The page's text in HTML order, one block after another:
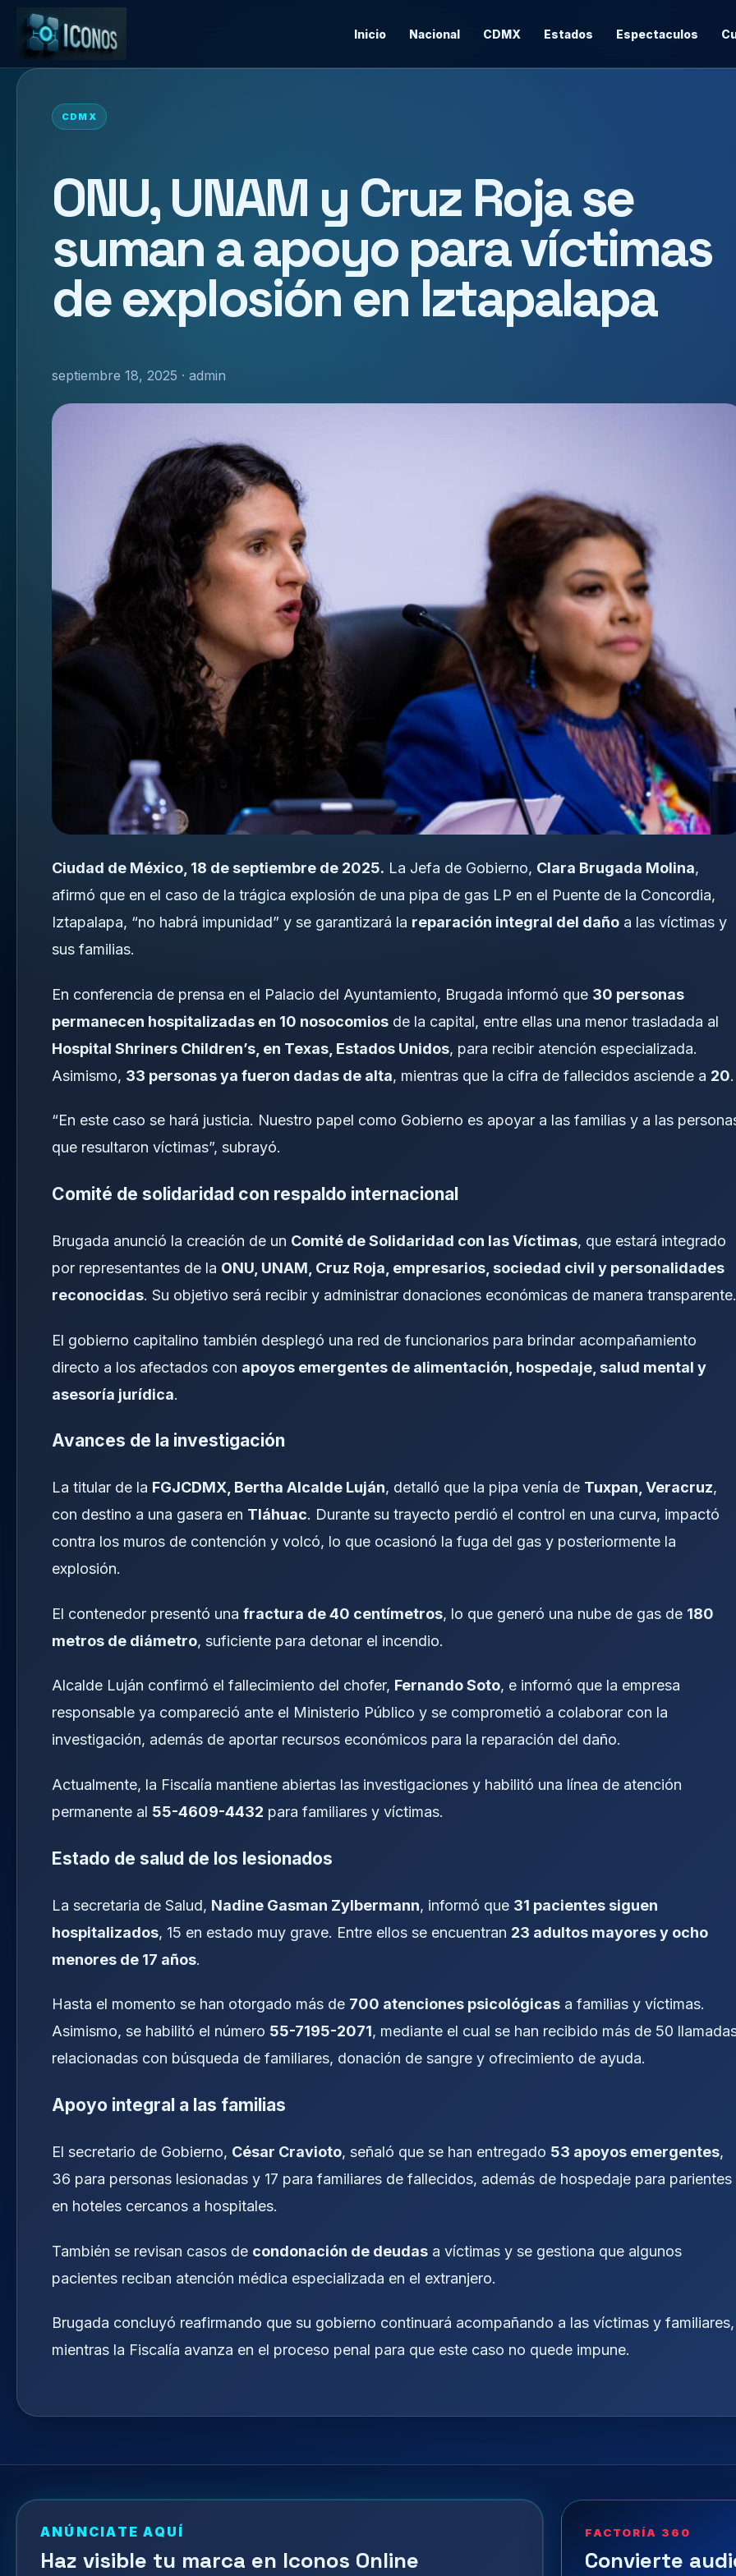
Inicio Nacional CDMX Estados Espectaculos
CDMX
ONU, UNAM y Cruz Roja se
suman a apoyo para víctimas
de explosión en Iztapalapa
septiembre 18, 2025 · admin
Ciudad de México, 18 de septiembre de 2025. La Jefa de Gobierno, Clara Brugada Molina,
afirmó que en el caso de la trágica explosión de una pipa de gas LP en el Puente de la Concordia,
Iztapalapa, “no habrá impunidad” y se garantizará la reparación integral del daño a las víctimas y
sus familias.
En conferencia de prensa en el Palacio del Ayuntamiento, Brugada informó que 30 personas
permanecen hospitalizadas en 10 nosocomios de la capital, entre ellas una menor trasladada al
Hospital Shriners Children’s, en Texas, Estados Unidos, para recibir atención especializada.
Asimismo, 33 personas ya fueron dadas de alta, mientras que la cifra de fallecidos asciende a 20.
“En este caso se hará justicia. Nuestro papel como Gobierno es apoyar a las familias y a las
que resultaron víctimas”, subrayó.
Comité de solidaridad con respaldo internacional
Brugada anunció la creación de un Comité de Solidaridad con las Víctimas, que estará integrado
por representantes de la ONU, UNAM, Cruz Roja, empresarios, sociedad civil y personalidades
reconocidas. Su objetivo será recibir y administrar donaciones económicas de manera transparente.
El gobierno capitalino también desplegó una red de funcionarios para brindar acompañamiento
directo a los afectados con apoyos emergentes de alimentación, hospedaje, salud mental y
asesoría jurídica.
Avances de la investigación
La titular de la FGJCDMX, Bertha Alcalde Luján, detalló que la pipa venía de Tuxpan, Veracruz,
con destino a una gasera en Tláhuac. Durante su trayecto perdió el control en una curva, impactó
contra los muros de contención y volcó, lo que ocasionó la fuga del gas y posteriormente la
explosión.
El contenedor presentó una fractura de 40 centímetros, lo que generó una nube de gas de 180
metros de diámetro, suficiente para detonar el incendio.
Alcalde Luján confirmó el fallecimiento del chofer, Fernando Soto, e informó que la empresa
responsable ya compareció ante el Ministerio Público y se comprometió a colaborar con la
investigación, además de aportar recursos económicos para la reparación del daño.
Actualmente, la Fiscalía mantiene abiertas las investigaciones y habilitó una línea de atención
permanente al 55-4609-4432 para familiares y víctimas.
Estado de salud de los lesionados
La secretaria de Salud, Nadine Gasman Zylbermann, informó que 31 pacientes siguen
hospitalizados, 15 en estado muy grave. Entre ellos se encuentran 23 adultos mayores y ocho
menores de 17 años.
Hasta el momento se han otorgado más de 700 atenciones psicológicas a familias y víctimas.
Asimismo, se habilitó el número 55-7195-2071, mediante el cual se han recibido más de 50
relacionadas con búsqueda de familiares, donación de sangre y ofrecimiento de ayuda.
Apoyo integral a las familias
El secretario de Gobierno, César Cravioto, señaló que se han entregado 53 apoyos emergentes,
36 para personas lesionadas y 17 para familiares de fallecidos, además de hospedaje para parientes
en hoteles cercanos a hospitales.
También se revisan casos de condonación de deudas a víctimas y se gestiona que algunos
pacientes reciban atención médica especializada en el extranjero.
Brugada concluyó reafirmando que su gobierno continuará acompañando a las víctimas y familiares,
mientras la Fiscalía avanza en el proceso penal para que este caso no quede impune.
ANÚNCIATE AQUÍ
Haz visible tu marca en Iconos Online
FACTORÍA 360
Convierte